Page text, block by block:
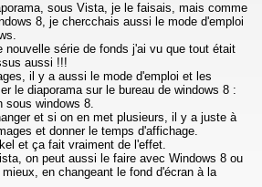
sous Vista, je le faisais, mais comme
8, je chercchais aussi le mode d'emploi
nouvelle série de fonds j'ai vu que tout était
aussi !!!
il y a aussi le mode d'emploi et les
le diaporama sur le bureau de windows 8 :
sous windows 8.
et si on en met plusieurs, il y a juste à
et donner le temps d'affichage.
et ça fait vraiment de l'effet.
on peut aussi le faire avec Windows 8 ou
en changeant le fond d'écran à la